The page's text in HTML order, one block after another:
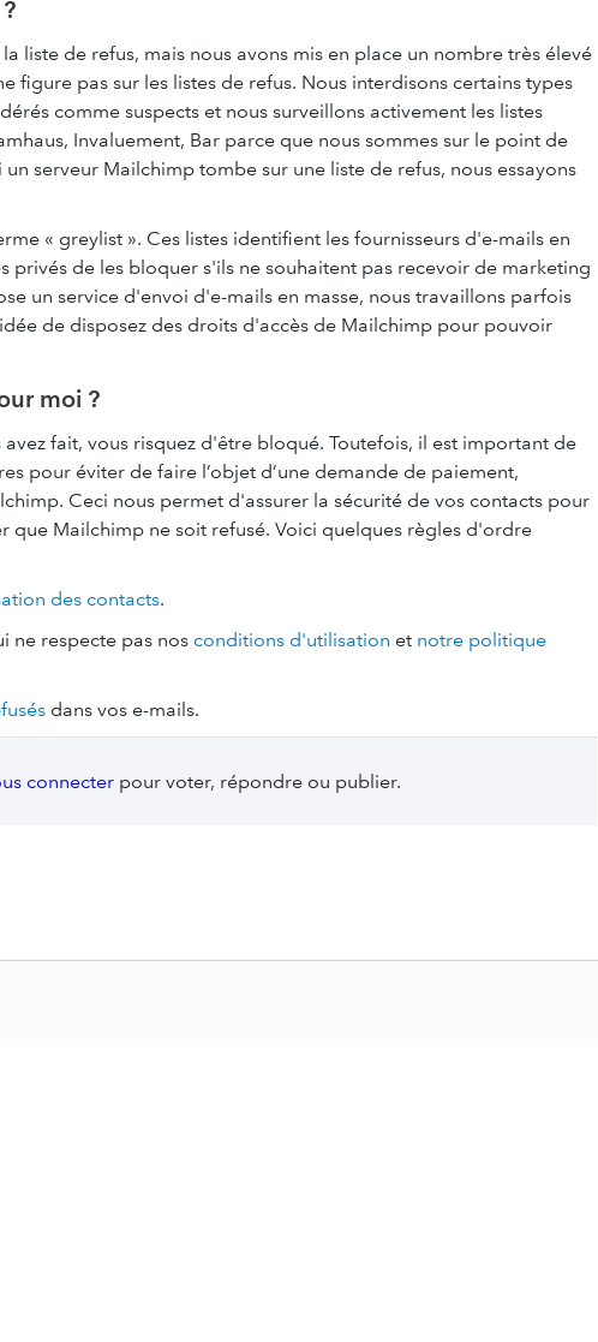
liste de refus, mais nous avons mis en place un nombre très élevé
figure pas sur les listes de refus. Nous interdisons certains types
comme suspects et nous surveillons activement les listes
Invaluement, Bar parce que nous sommes sur le point de
serveur Mailchimp tombe sur une liste de refus, nous essayons
« greylist ». Ces listes identifient les fournisseurs d'e-mails en
privés de les bloquer s'ils ne souhaitent pas recevoir de marketing
un service d'envoi d'e-mails en masse, nous travaillons parfois
de disposez des droits d'accès de Mailchimp pour pouvoir
moi ?
fait, vous risquez d'être bloqué. Toutefois, il est important de
pour éviter de faire l’objet d’une demande de paiement,
Ceci nous permet d'assurer la sécurité de vos contacts pour
que Mailchimp ne soit refusé. Voici quelques règles d'ordre
des contacts.
ne respecte pas nos conditions d'utilisation et notre politique
dans vos e-mails.
connecter pour voter, répondre ou publier.